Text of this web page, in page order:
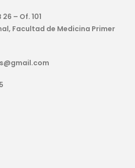
– Of. 101
Facultad de Medicina Primer